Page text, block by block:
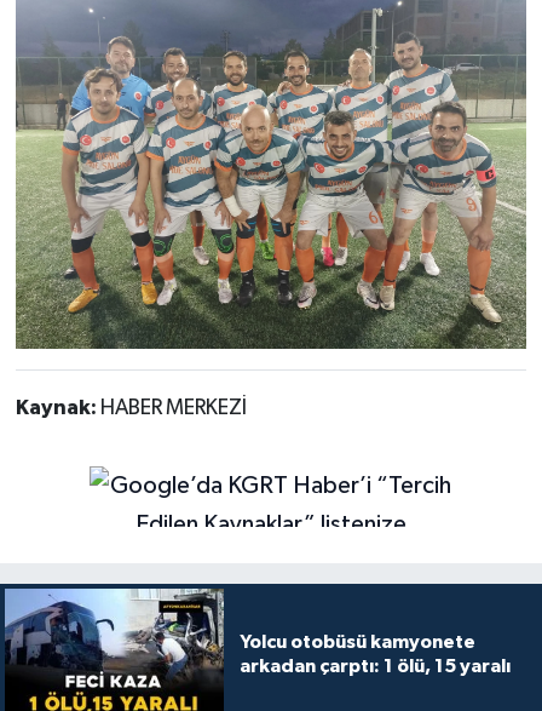
Kaynak: HABER MERKEZİ
Yolcu otobüsü kamyonete
arkadan çarptı: 1 ölü, 15 yaralı